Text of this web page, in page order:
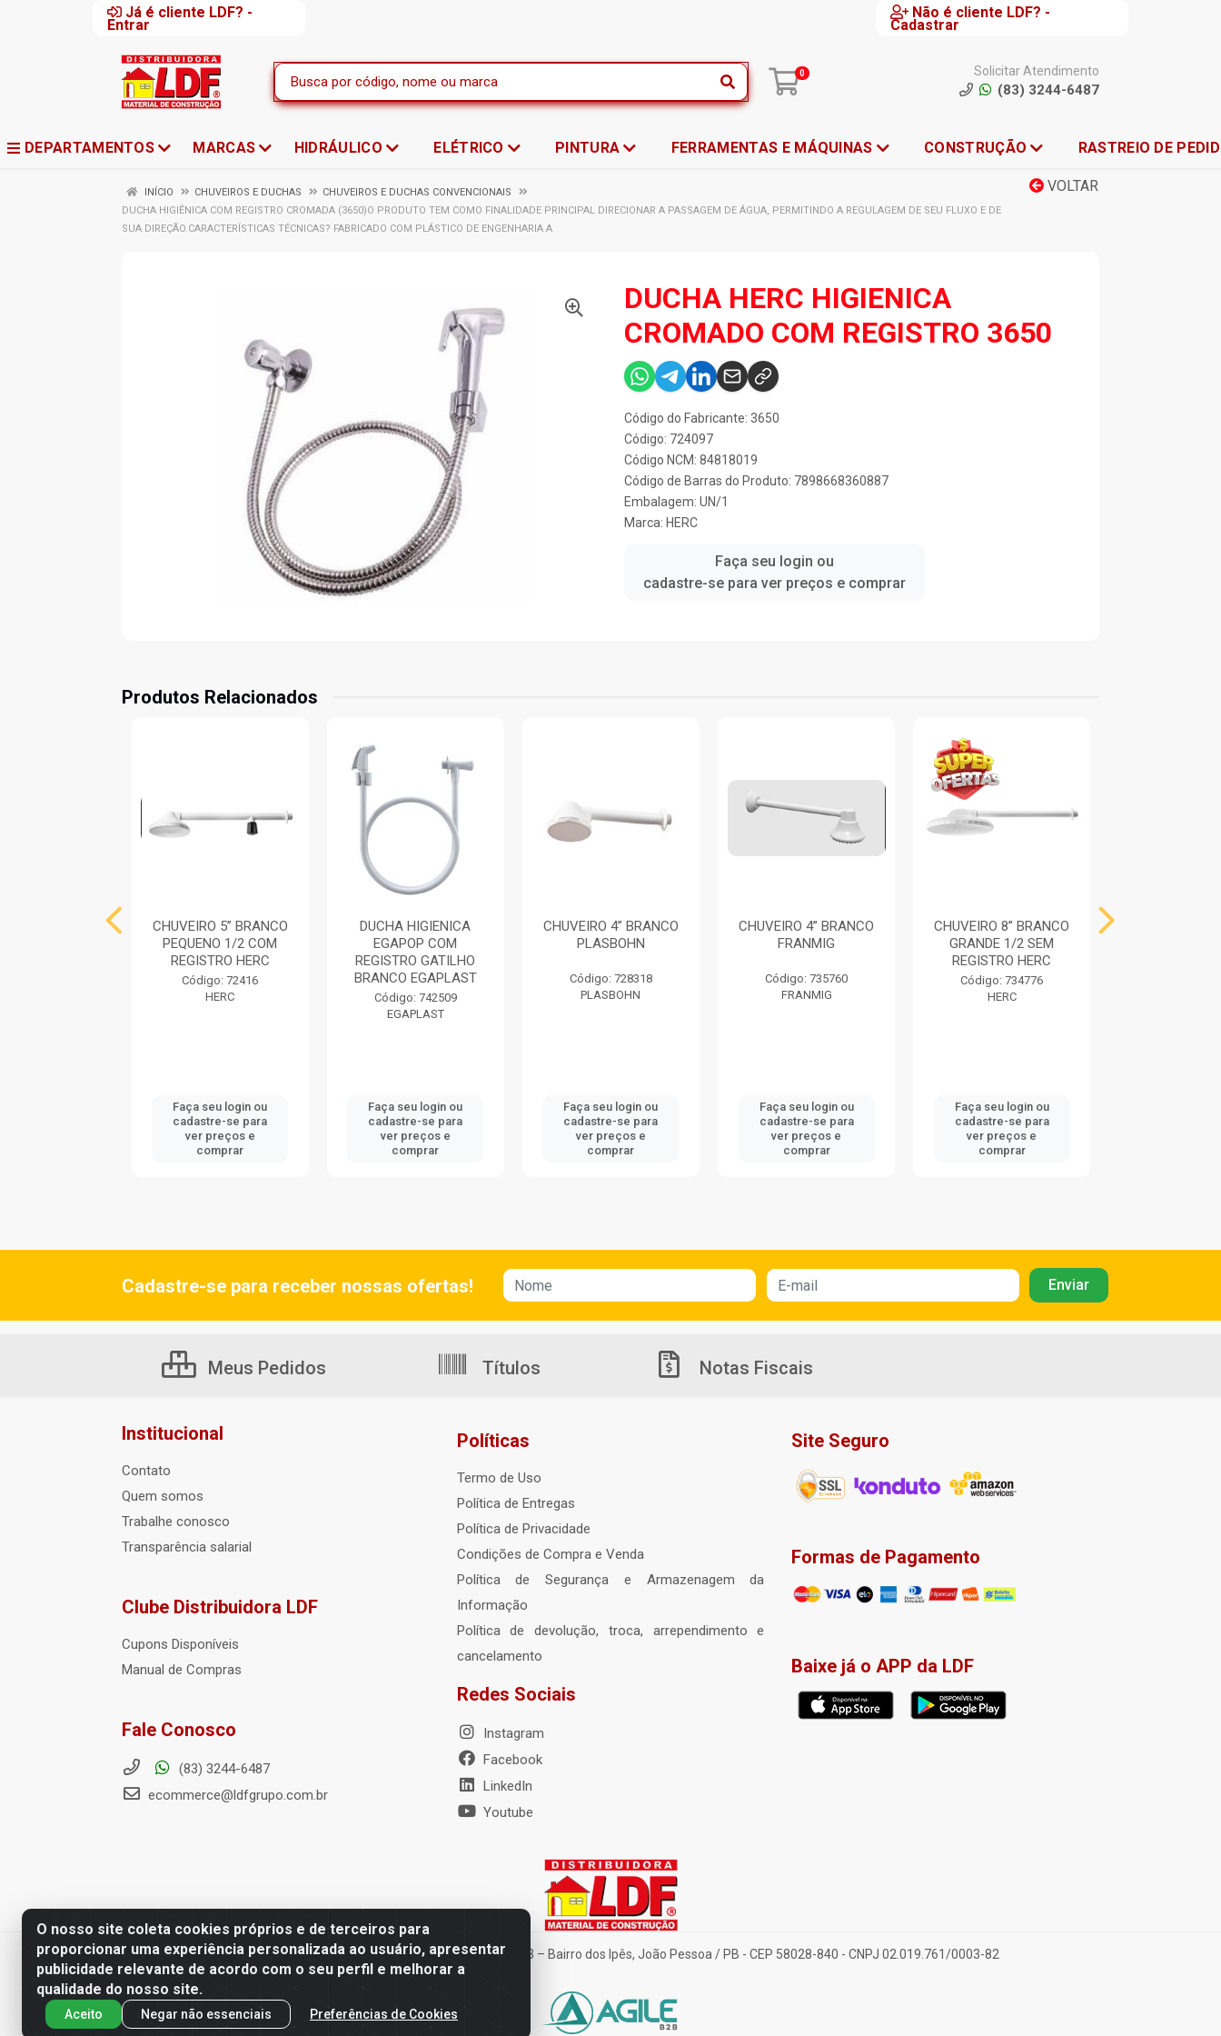
Já é cliente LDF? -
Entrar
Não é cliente LDF? -
Cadastrar
0 Solicitar Atendimento
(83) 3244-6487
DEPARTAMENTOS MARCAS HIDRÁULICO ELÉTRICO PINTURA FERRAMENTAS E MÁQUINAS CONSTRUÇÃO RASTREIO DE
VOLTAR
INÍCIO CHUVEIROS E DUCHAS
CHUVEIROS E DUCHAS CONVENCIONAIS
DUCHA HIGIÊNICA COM REGISTRO CROMADA (3650)O PRODUTO TEM COMO FINALIDADE PRINCIPAL DIRECIONAR A PASSAGEM DE ÁGUA, PERMITINDO A REGULAGEM DE SEU FLUXO E DE
SUA DIREÇÃO.CARACTERÍSTICAS TÉCNICAS? FABRICADO COM PLÁSTICO DE ENGENHARIA A
DUCHA HERC HIGIENICA
CROMADO COM REGISTRO 3650
Código do Fabricante: 3650
Código: 724097
Código NCM: 84818019
Código de Barras do Produto: 7898668360887
Embalagem: UN/1
Marca: HERC
Faça seu login ou
cadastre-se para ver preços e comprar
Produtos Relacionados
CHUVEIRO 5” BRANCO
PEQUENO 1/2 COM
REGISTRO HERC
Código: 72416
HERC
Faça seu login ou
cadastre-se para
ver preços e
comprar
DUCHA HIGIENICA
EGAPOP COM
REGISTRO GATILHO
BRANCO EGAPLAST
Código: 742509
EGAPLAST
Faça seu login ou
cadastre-se para
ver preços e
comprar
CHUVEIRO 4” BRANCO
PLASBOHN
Código: 728318
PLASBOHN
Faça seu login ou
cadastre-se para
ver preços e
comprar
CHUVEIRO 4” BRANCO
FRANMIG
Código: 735760
FRANMIG
Faça seu login ou
cadastre-se para
ver preços e
comprar
CHUVEIRO 8” BRANCO
GRANDE 1/2 SEM
REGISTRO HERC
Código: 734776
HERC
Faça seu login ou
cadastre-se para
ver preços e
comprar
O nosso site coleta cookies próprios e de terceiros para
proporcionar uma experiência personalizada ao usuário, apresentar
publicidade relevante de acordo com o seu perfil e melhorar a
qualidade do nosso site.
Aceito Negar não essenciais Preferências de Cookies
Cadastre-se para receber nossas ofertas!
Meus Pedidos Títulos Notas Fiscais
Institucional
Contato
Quem somos
Trabalhe conosco
Transparência salarial
Clube Distribuidora LDF
Cupons Disponíveis
Manual de Compras
Fale Conosco
(83) 3244-6487
ecommerce@ldfgrupo.com.br
Políticas
Termo de Uso
Política de Entregas
Política de Privacidade
Condições de Compra e Venda
Política de Segurança e Armazenagem da
Informação
Política de devolução, troca, arrependimento e
cancelamento
Redes Sociais
Instagram
Facebook
LinkedIn
Youtube
Site Seguro
Formas de Pagamento
Baixe já o APP da LDF
Distribuidora LDF - Av. Presidente Tancredo Neves, 203 – Bairro dos Ipês, João Pessoa / PB - CEP 58028-840 - CNPJ 02.019.761/0003-82